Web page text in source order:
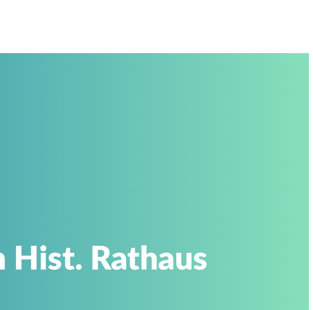
Hist. Rathaus